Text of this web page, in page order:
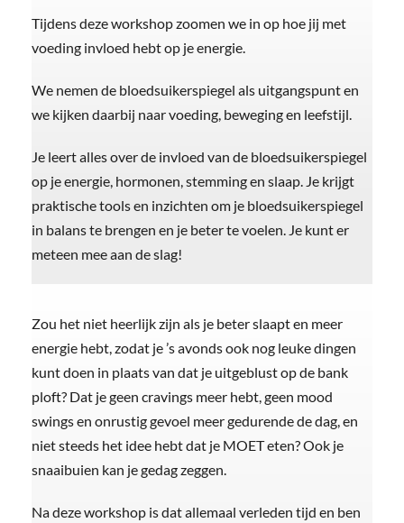
Tijdens deze workshop zoomen we in op hoe jij met
voeding invloed hebt op je energie.
We nemen de bloedsuikerspiegel als uitgangspunt en
we kijken daarbij naar voeding, beweging en leefstijl.
Je leert alles over de invloed van de bloedsuikerspiegel
op je energie, hormonen, stemming en slaap. Je krijgt
praktische tools en inzichten om je bloedsuikerspiegel
in balans te brengen en je beter te voelen. Je kunt er
meteen mee aan de slag!
Zou het niet heerlijk zijn als je beter slaapt en meer
energie hebt, zodat je ’s avonds ook nog leuke dingen
kunt doen in plaats van dat je uitgeblust op de bank
ploft? Dat je geen cravings meer hebt, geen mood
swings en onrustig gevoel meer gedurende de dag, en
niet steeds het idee hebt dat je MOET eten? Ook je
snaaibuien kan je gedag zeggen.
Na deze workshop is dat allemaal verleden tijd en ben